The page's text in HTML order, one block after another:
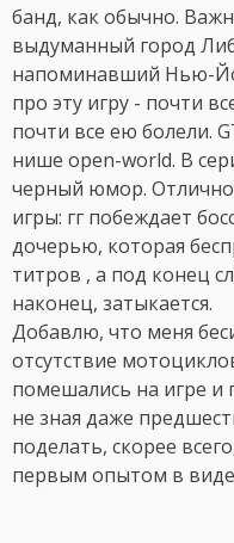
банд, как обычно.
выдуманный город
напоминавший Нью-
про эту игру - почти
почти все ею болели.
нише open-world. В
черный юмор.
игры: гг побеждает
дочерью, которая
титров , а под конец
наконец, затыкается.
Добавлю, что меня
отсутствие
помешались на игре и
не зная даже
поделать, скорее
первым опытом в